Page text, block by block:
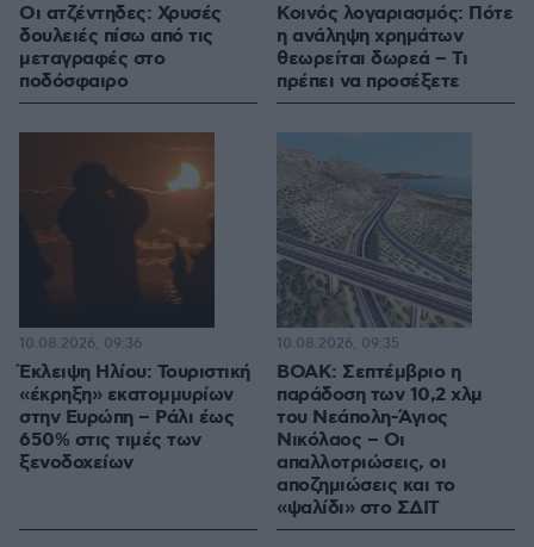
Οι ατζέντηδες: Χρυσές
δουλειές πίσω από τις
μεταγραφές στο
ποδόσφαιρο
Κοινός λογαριασμός: Πότε
η ανάληψη χρημάτων
θεωρείται δωρεά – Τι
πρέπει να προσέξετε
Έκλειψη Ηλίου: Τουριστική
«έκρηξη» εκατομμυρίων
στην Ευρώπη – Ράλι έως
650% στις τιμές των
ξενοδοχείων
10.08.2026, 09:36
ΒΟΑΚ: Σεπτέμβριο η
παράδοση των 10,2 χλμ
του Νεάπολη-Άγιος
Νικόλαος – Οι
απαλλοτριώσεις, οι
αποζημιώσεις και το
«ψαλίδι» στο ΣΔΙΤ
10.08.2026, 09:35